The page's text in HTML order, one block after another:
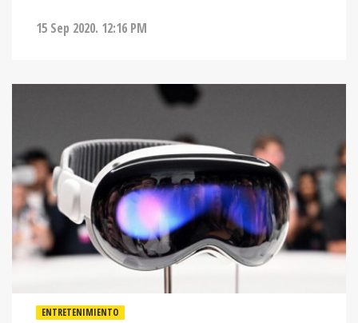
15 Sep 2020. 12:16 PM
ENTRETENIMIENTO